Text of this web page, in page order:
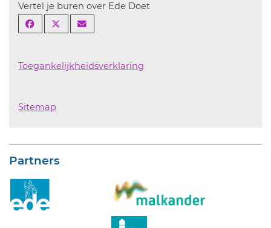
Vertel je buren over Ede Doet
Toegankelijkheidsverklaring
Sitemap
Partners